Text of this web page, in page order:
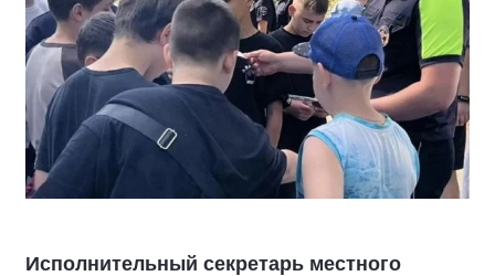
Исполнительный секретарь местного